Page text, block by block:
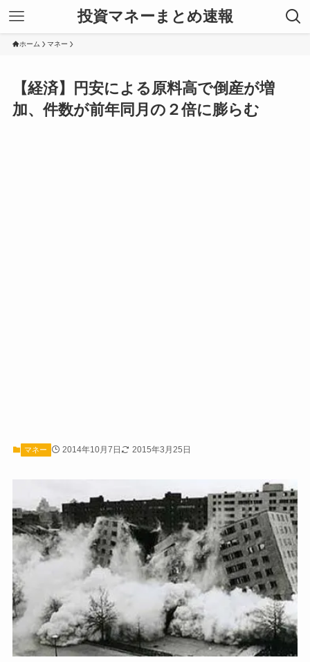
投資マネーまとめ速報
ホーム マネー
【経済】円安による原料高で倒産が増
加、件数が前年同月の２倍に膨らむ
マネー 2014年10月7日 2015年3月25日